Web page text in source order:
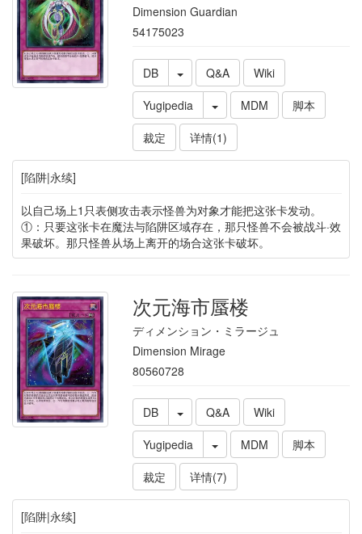
Dimension Guardian
54175023
DB Q&A
Wiki
Yugipedia
MDM
脚本
裁定
详情(1)
[陷阱|永续]
以自己场上1只表侧攻击表示怪兽为对象才能把这张卡发动。
①：只要这张卡在魔法与陷阱区域存在，那只怪兽不会被战斗·效
果破坏。那只怪兽从场上离开的场合这张卡破坏。
次元海市蜃楼
ディメンション・ミラージュ
Dimension Mirage
80560728
DB Q&A
Wiki
Yugipedia
MDM
脚本
裁定
详情(7)
[陷阱|永续]